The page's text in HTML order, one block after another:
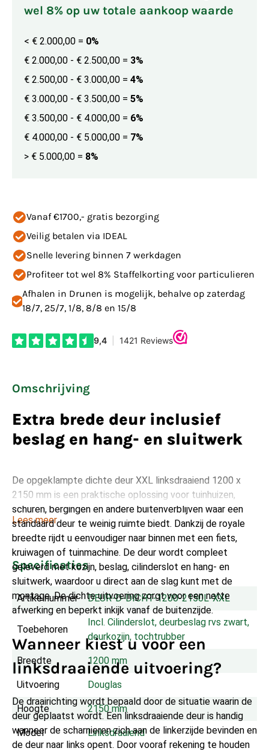
wel 8% op uw totale aankoop waarde
< € 2.000,00 = 0%
€ 2.000,00 - € 2.500,00 = 3%
€ 2.500,00 - € 3.000,00 = 4%
€ 3.000,00 - € 3.500,00 = 5%
€ 3.500,00 - € 4.000,00 = 6%
€ 4.000,00 - € 5.000,00 = 7%
> € 5.000,00 = 8%
Vanaf €1700,- gratis bezorging
Veilig betalen via IDEAL
Snelle levering binnen 7 werkdagen
Profiteer tot wel 8% Staffelkorting voor particulieren
Afhalen in Drunen is mogelijk, behalve op zaterdag
18/7, 25/7, 1/8, 8/8 en 15/8
Omschrijving
Extra brede deur inclusief
beslag en hang- en sluitwerk
De opgeklampte dichte deur XXL linksdraaiend 1200 x
2150 mm is een praktische oplossing voor tuinhuizen,
schuren, bergingen en andere buitenverblijven waar een
standaard deur te weinig ruimte biedt. Dankzij de royale
breedte rijdt u eenvoudiger naar binnen met een fiets,
kruiwagen of tuinmachine. De deur wordt compleet
geleverd met kozijn, beslag, cilinderslot en hang- en
sluitwerk, waardoor u direct aan de slag kunt met de
montage. De dichte uitvoering zorgt voor een nette
afwerking en beperkt inkijk vanaf de buitenzijde.
Wanneer kiest u voor een
linksdraaiende uitvoering?
De draairichting wordt bepaald door de situatie waarin de
deur geplaatst wordt. Een linksdraaiende deur is handig
wanneer de scharnieren zich aan de linkerzijde bevinden en
de deur naar links opent. Door vooraf rekening te houden
Lees meer
Specificaties
Artikelnummer DEUR-D-DICHT-1200-2150L-XXL
Toebehoren
Incl. Cilinderslot, deurbeslag rvs zwart,
deurkozijn, tochtrubber
Breedte 1200 mm
Uitvoering Douglas
Hoogte 2150 mm
Model Linksdraaiend